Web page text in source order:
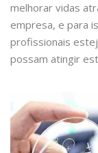
melhorar vidas
empresa, e para
profissionais
possam atingir